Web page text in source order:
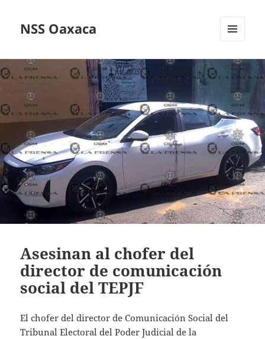
NSS Oaxaca
WIDGETS
Asesinan al chofer del
director de comunicación
social del TEPJF
El chofer del director de Comunicación Social del
Tribunal Electoral del Poder Judicial de la